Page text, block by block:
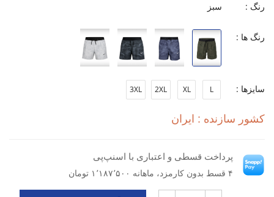
رنگ : سبز
رنگ ها :
سایزها : L
XL
2XL
3XL
کشور سازنده : ایران
پرداخت قسطی و اعتباری با اسنپ‌پی
۴ قسط بدون کارمزد، ماهانه ۱٬۱۸۷٬۵۰۰ تومان